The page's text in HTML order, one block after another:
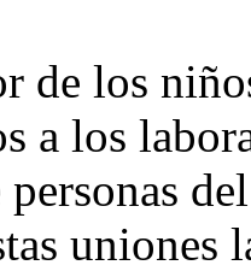
de los
a los